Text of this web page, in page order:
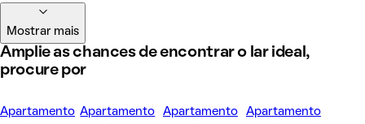
Mostrar mais
Amplie as chances de encontrar o lar ideal,
procure por
Apartamento Apartamento
Apartamento
Apartamento